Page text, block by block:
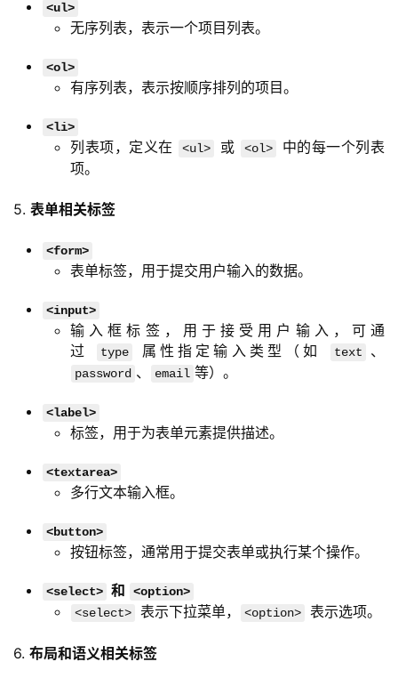
<ul>
无序列表，表示一个项目列表。
<ol>
有序列表，表示按顺序排列的项目。
<li>
列表项，定义在 <ul> 或 <ol>
中的每一个列表
项。
5. 表单相关标签
<form>
表单标签，用于提交用户输入的数据。
<input>
输入框标签，用于接受用户输入，可通
过
type 属性指定输入类型（如 text 、
password 、 email 等）。
<label>
标签，用于为表单元素提供描述。
<textarea>
多行文本输入框。
<button>
按钮标签，通常用于提交表单或执行某个操作。
<select> 和
<option>
<select>
表示下拉菜单， <option> 表示选项。
6. 布局和语义相关标签